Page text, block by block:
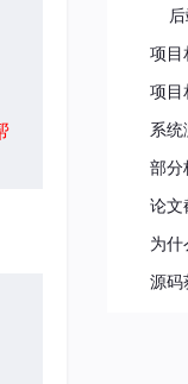
项目
项目
系统
部分
论文
为什
源码